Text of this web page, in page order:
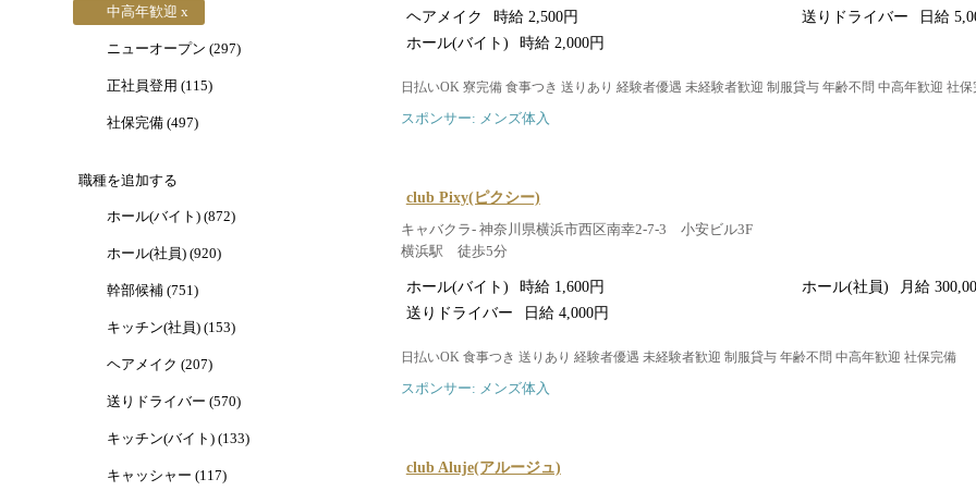
中高年歓迎 x
ニューオープン (297)
正社員登用 (115)
社保完備 (497)
職種を追加する
ホール(バイト) (872)
ホール(社員) (920)
幹部候補 (751)
キッチン(社員) (153)
ヘアメイク (207)
送りドライバー (570)
キッチン(バイト) (133)
キャッシャー (117)
ヘアメイク
時給 2,500円 送りドライバー
日給
ホール(バイト)
時給 2,000円
日払いOK 寮完備 食事つき 送りあり 経験者優遇 未経験者歓迎 制服貸与 年齢不問 中高年歓迎 社保
スポンサー: メンズ体入
club Pixy(ピクシー)
キャバクラ- 神奈川県横浜市西区南幸2-7-3 小安ビル3F
横浜駅 徒歩5分
ホール(バイト) 時給 1,600円 ホール(社員)
月給
送りドライバー
日給 4,000円
日払いOK 食事つき 送りあり 経験者優遇 未経験者歓迎 制服貸与 年齢不問 中高年歓迎 社保完備
スポンサー: メンズ体入
club Aluje(アルージュ)